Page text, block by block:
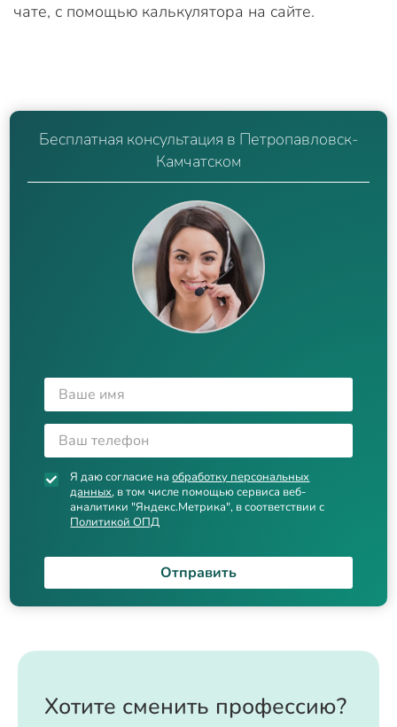
чате, с помощью калькулятора на сайте.
Бесплатная консультация в Петропавловск-
Камчатском
Я даю согласие наобработку персональных
данных, в том числе помощью сервиса веб-
аналитики "Яндекс.Метрика", в соответствии с
Политикой ОПД
Отправить
Хотите сменить профессию?